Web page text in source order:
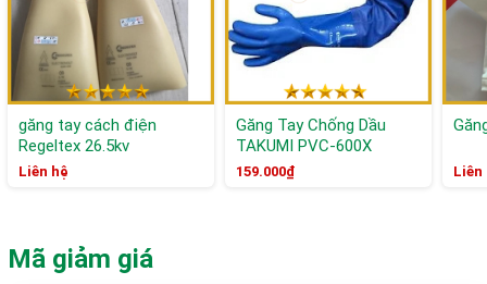
găng tay cách điện
Regeltex 26.5kv
Liên hệ
Găng Tay Chống Dầu
TAKUMI PVC-600X
159.000₫ Liên
Mã giảm giá